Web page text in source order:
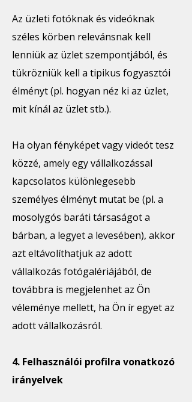
Az üzleti fotóknak és videóknak
széles körben relevánsnak kell
lenniük az üzlet szempontjából, és
tükrözniük kell a tipikus fogyasztói
élményt (pl. hogyan néz ki az üzlet,
mit kínál az üzlet stb.).
Ha olyan fényképet vagy videót tesz
közzé, amely egy vállalkozással
kapcsolatos különlegesebb
személyes élményt mutat be (pl. a
mosolygós baráti társaságot a
bárban, a legyet a levesében), akkor
azt eltávolíthatjuk az adott
vállalkozás fotógalériájából, de
továbbra is megjelenhet az Ön
véleménye mellett, ha Ön ír egyet az
adott vállalkozásról.
4. Felhasználói profilra vonatkozó
irányelvek